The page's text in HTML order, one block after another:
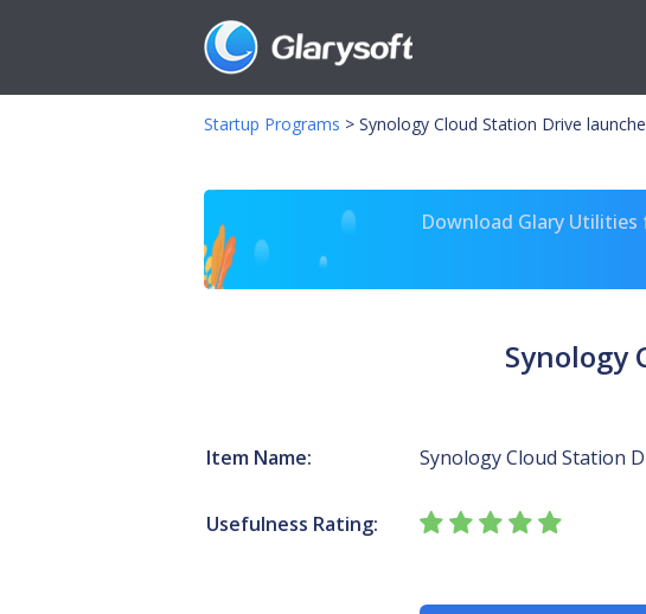
Startup Programs > Synology Cloud Station Drive
Download Glary
Synology
Item Name: Synology Cloud Station
Usefulness Rating: